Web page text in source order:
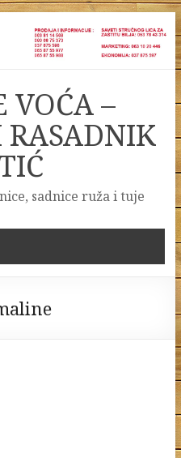
VOĆA –
RASADNIK
sadnice ruža i tuje